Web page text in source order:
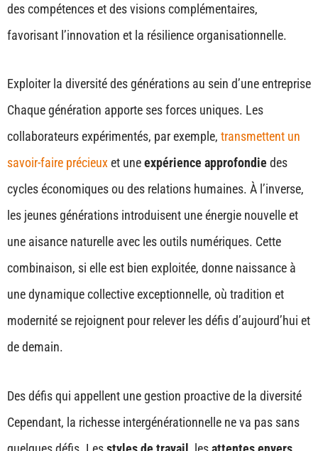
des compétences et des visions complémentaires,
favorisant l’innovation et la résilience organisationnelle.
Exploiter la diversité des générations au sein d’une entreprise
Chaque génération apporte ses forces uniques. Les
collaborateurs expérimentés, par exemple, transmettent un
savoir-faire précieuxet uneexpérience approfondie des
cycles économiques ou des relations humaines. À l’inverse,
les jeunes générations introduisent une énergie nouvelle et
une aisance naturelle avec les outils numériques. Cette
combinaison, si elle est bien exploitée, donne naissance à
une dynamique collective exceptionnelle, où tradition et
modernité se rejoignent pour relever les défis d’aujourd’hui et
de demain.
Des défis qui appellent une gestion proactive de la diversité
Cependant, la richesse intergénérationnelle ne va pas sans